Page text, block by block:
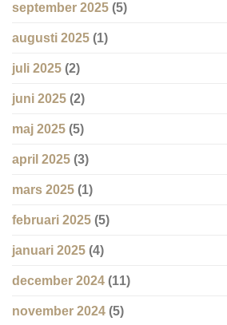
september 2025 (5)
augusti 2025 (1)
juli 2025 (2)
juni 2025 (2)
maj 2025 (5)
april 2025 (3)
mars 2025 (1)
februari 2025 (5)
januari 2025 (4)
december 2024 (11)
november 2024 (5)